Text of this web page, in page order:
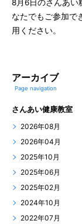
8月6日のさんあい
なたでもご参加で
用ください。
アーカイブ
Page navigation
さんあい健康教室
2026年08月
2026年04月
2025年10月
2025年06月
2025年02月
2024年10月
2022年07月